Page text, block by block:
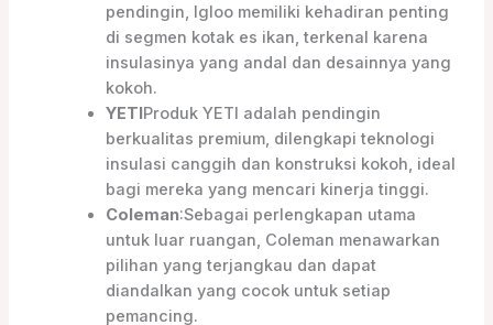
pendingin, Igloo memiliki kehadiran penting
di segmen kotak es ikan, terkenal karena
insulasinya yang andal dan desainnya yang
kokoh.
YETIProduk YETI adalah pendingin
berkualitas premium, dilengkapi teknologi
insulasi canggih dan konstruksi kokoh, ideal
bagi mereka yang mencari kinerja tinggi.
Coleman:Sebagai perlengkapan utama
untuk luar ruangan, Coleman menawarkan
pilihan yang terjangkau dan dapat
diandalkan yang cocok untuk setiap
pemancing.